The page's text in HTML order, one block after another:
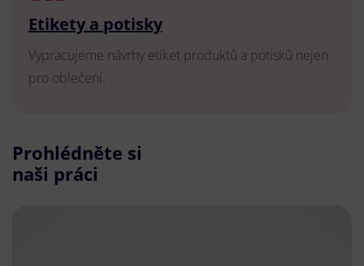
Etikety a potisky
Vypracujeme návrhy etiket produktů a potisků nejen
pro oblečení.
Prohlédněte si
naši práci